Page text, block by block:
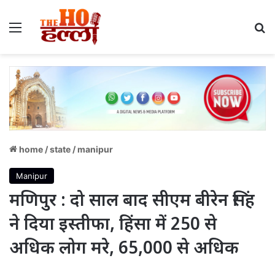
Menu
home /state /manipur
Manipur
मणिपुर : दो साल बाद सीएम बीरेन सिंह
ने दिया इस्तीफा, हिंसा में 250 से
अधिक लोग मरे, 65,000 से अधिक